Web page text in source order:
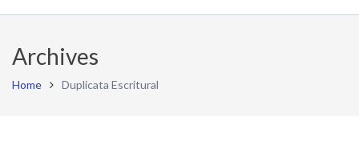
Archives
Home Duplicata Escritural